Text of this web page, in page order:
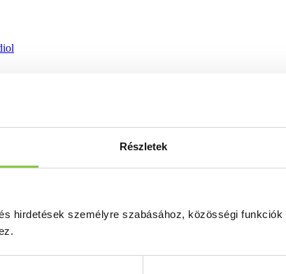
Részletek
hirdetések személyre szabásához, közösségi